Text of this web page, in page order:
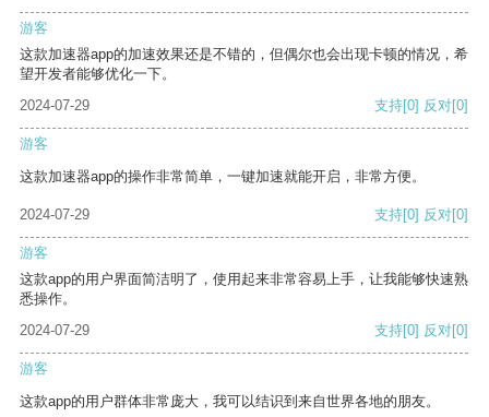
游客
这款加速器app的加速效果还是不错的，但偶尔也会出现卡顿的情况，希
望开发者能够优化一下。
2024-07-29
支持[0] 反对[0]
游客
这款加速器app的操作非常简单，一键加速就能开启，非常方便。
2024-07-29 支持[0] 反对[0]
游客
这款app的用户界面简洁明了，使用起来非常容易上手，让我能够快速熟
悉操作。
2024-07-29
支持[0] 反对[0]
游客
这款app的用户群体非常庞大，我可以结识到来自世界各地的朋友。